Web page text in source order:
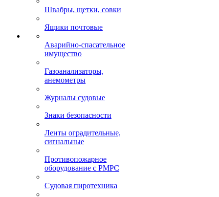
Швабры, щетки, совки
Ящики почтовые
Аварийно-спасательное
имущество
Газоанализаторы,
анемометры
Журналы судовые
Знаки безопасности
Ленты оградительные,
сигнальные
Противопожарное
оборудование с РМРС
Судовая пиротехника